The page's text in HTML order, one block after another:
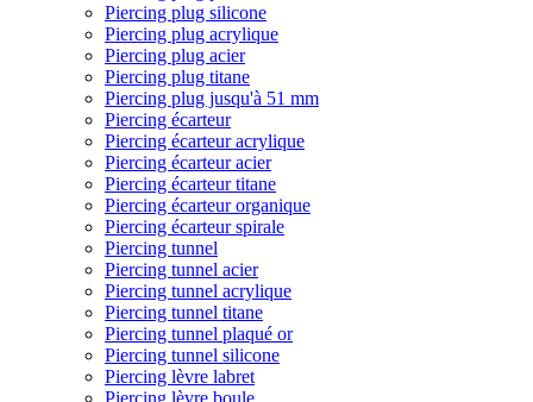
Piercing plug silicone
Piercing plug acrylique
Piercing plug acier
Piercing plug titane
Piercing plug jusqu'à 51 mm
Piercing écarteur
Piercing écarteur acrylique
Piercing écarteur acier
Piercing écarteur titane
Piercing écarteur organique
Piercing écarteur spirale
Piercing tunnel
Piercing tunnel acier
Piercing tunnel acrylique
Piercing tunnel titane
Piercing tunnel plaqué or
Piercing tunnel silicone
Piercing lèvre labret
Piercing lèvre boule